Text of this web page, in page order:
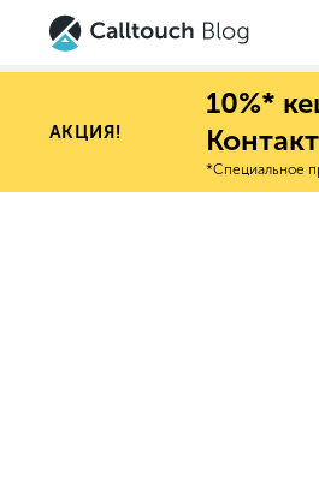
АКЦИЯ!
10%*
*Специальное